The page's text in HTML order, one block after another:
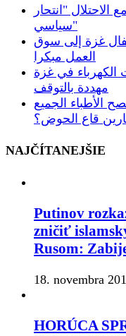
الاحتلال "انتحار
سياسي"
غزة إلى سوق
العمل مبكرا
الكهرباء في غزة
مهددة بالتوقف
الأطباء الجميع
قاع الحوض؟
NAJČÍTANEJŠIE
Putinov
zničiť
Rusom:
18. novembra
HORÚCA